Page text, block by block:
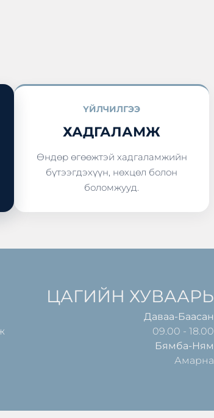
ҮЙЛЧИЛГЭЭ
ХАДГАЛАМЖ
Өндөр өгөөжтэй хадгаламжийн
бүтээгдэхүүн, нөхцөл болон
боломжууд.
ЦАГИЙН ХУВААРЬ
Даваа-Баасан
09.00 - 18.00
Бямба-Ням
Амарна